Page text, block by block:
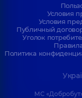
Условия
Условия
Публичный
Уголок
Политика
МС